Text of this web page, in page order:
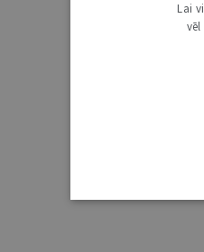
Lai